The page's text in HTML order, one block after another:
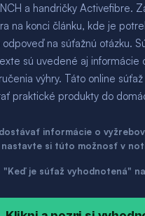
a handričky Activefibre.
na konci článku, kde je
na súťažnú otázku.
sú uvedené aj informácie
výhry. Táto online
praktické produkty do
informácie o
si túto možnosť v
je súťaž vyhodnotená"